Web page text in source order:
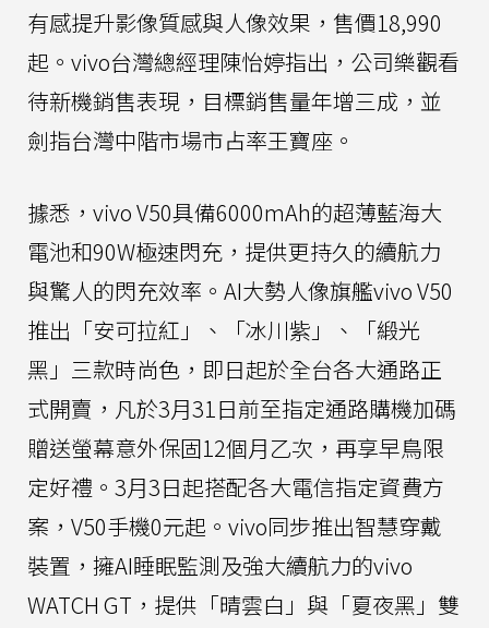
有感提升影像質感與人像效果，售價18,990
起。vivo台灣總經理陳怡婷指出，公司樂觀看
待新機銷售表現，目標銷售量年增三成，並
劍指台灣中階市場市占率王寶座。
據悉，vivo V50具備6000mAh的超薄藍海大
電池和90W極速閃充，提供更持久的續航力
與驚人的閃充效率。AI大勢人像旗艦vivo V50
推出「安可拉紅」、「冰川紫」、「緞光
黑」三款時尚色，即日起於全台各大通路正
式開賣，凡於3月31日前至指定通路購機加碼
贈送螢幕意外保固12個月乙次，再享早鳥限
定好禮。3月3日起搭配各大電信指定資費方
案，V50手機0元起。vivo同步推出智慧穿戴
裝置，擁AI睡眠監測及強大續航力的vivo
WATCH GT，提供「晴雲白」與「夏夜黑」雙